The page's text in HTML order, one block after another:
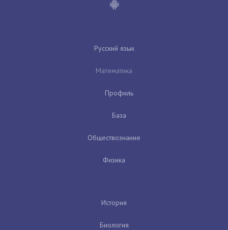
Русский язык
Математика
Профиль
База
Обществознание
Физика
История
Биология